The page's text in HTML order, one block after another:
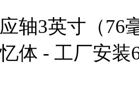
轴3英寸（76
体 - 工厂安